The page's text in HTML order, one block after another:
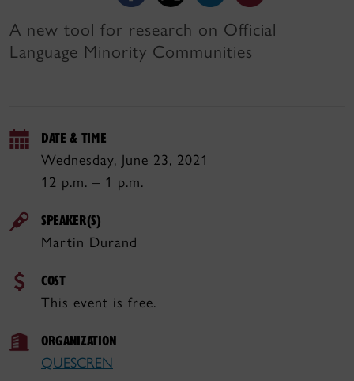
A new tool for research on Official
Language Minority Communities
DATE & TIME
Wednesday, June 23, 2021
12 p.m. – 1 p.m.
SPEAKER(S)
Martin Durand
COST
This event is free.
ORGANIZATION
QUESCREN